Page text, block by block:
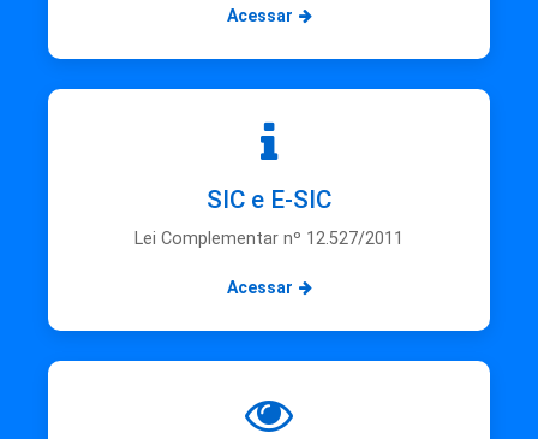
Acessar
SIC e E-SIC
Lei Complementar nº 12.527/2011
Acessar